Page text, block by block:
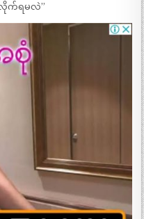
လိုက်ရမလဲ”